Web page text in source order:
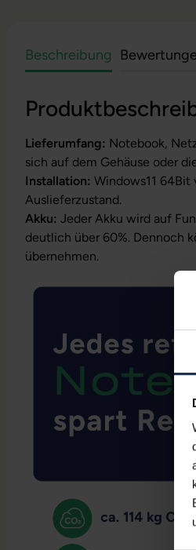
Beschreibung
Lieferumfang: Notebook,
sich auf dem Gehäuse oder
Installation: Windows11
Auslieferzustand.
Akku: Jeder Akku wird auf
deutlich über 60%. Dennoch
übernehmen.